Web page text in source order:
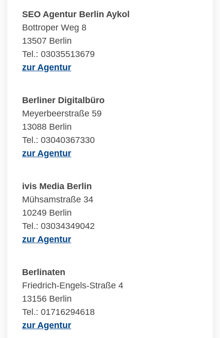
SEO Agentur Berlin Aykol
Bottroper Weg 8
13507 Berlin
Tel.: 03035513679
zur Agentur
Berliner Digitalbüro
Meyerbeerstraße 59
13088 Berlin
Tel.: 03040367330
zur Agentur
ivis Media Berlin
Mühsamstraße 34
10249 Berlin
Tel.: 03034349042
zur Agentur
Berlinaten
Friedrich-Engels-Straße 4
13156 Berlin
Tel.: 01716294618
zur Agentur